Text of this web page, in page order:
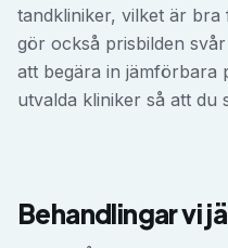
tandkliniker, vilket är bra
gör också prisbilden
att begära in jämförbara
utvalda kliniker så att du
Behandlingar vi